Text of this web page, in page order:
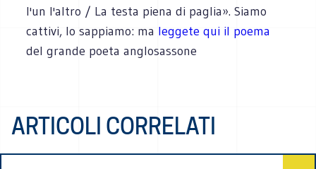
l'un l'altro / La testa piena di paglia». Siamo
cattivi, lo sappiamo: ma leggete qui il poema
del grande poeta anglosassone
ARTICOLI CORRELATI